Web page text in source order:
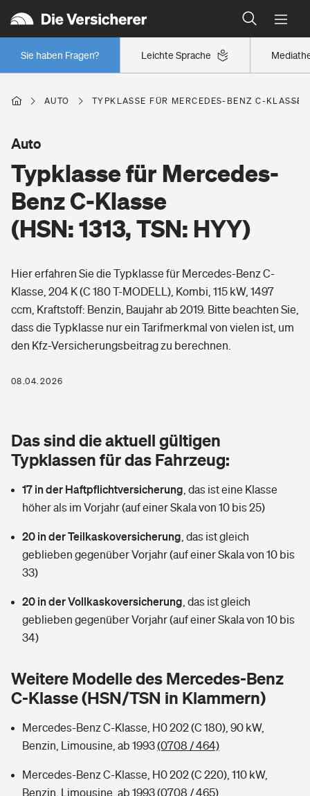
Leichte Sprache
Sie haben Fragen?
Wer versichert was: Jetzt Versicherer finden
Regionalklassen: So ist Ihre Region eingestuft
Wer versichert was: Jetzt Versicherer finden
Berufsunfähigkeitsversicherung
Arbeitsrechtsschutz
Berufshaftpflichtversicherung
Rentenrechner: Wie viel Geld bekomme ich im Alter?
Wer versichert was: Jetzt Versicherer finden
Wohnen
Wohngebäudeversicherung
Hausratversicherung
Elementarversicherung
Photovoltaik
Wärmepumpen versichern
Vermieterrrechtsschutz
Mietkautionsversicherung
Zur Übersicht
Tools
Wer versichert was: Jetzt Versicherer finden
Sie haben Fragen?
Pri­vate Haft­pflicht­
Rechts­schutz­ver­si­che­rung
Kinderunfall­ver­si­che­rung
Reiseversicherung
Handyversicherung
Musikinstrumentenversicherung
Zur Übersicht
Tools
Gesundheit
Private Krankenversicherung
Tierkrankenversicherung
Zur Übersicht
Tools
Sie haben Fragen?
AUTO TYPKLASSE FÜR MERCEDES-BENZ C-
Typklasse für Mercedes-
Benz C-Klasse
(HSN: 1313, TSN: HYY)
Auto
Hier erfahren Sie die Typklasse für Mercedes-Benz C-
Klasse, 204 K (C 180 T-MODELL), Kombi, 115 kW, 1497
ccm, Kraftstoff: Benzin, Baujahr ab 2019. Bitte beachten Sie,
dass die Typklasse nur ein Tarifmerkmal von vielen ist, um
den Kfz-Versicherungsbeitrag zu berechnen.
08.04.2026
Das sind die aktuell gültigen
Typklassen für das Fahrzeug:
17 in der Haftpflichtversicherung das ist eine Klasse
höher als im Vorjahr (auf einer Skala von 10 bis 25)
20 in der Teilkaskoversicherung das ist gleich
geblieben gegenüber Vorjahr (auf einer Skala von 10 bis
33)
20 in der Vollkaskoversicherung das ist gleich
geblieben gegenüber Vorjahr (auf einer Skala von 10 bis
34)
Weitere Modelle des Mercedes-Benz
C-Klasse (HSN/TSN in Klammern)
Mercedes-Benz C-Klasse, H0 202 (C 180), 90 kW,
Benzin, Limousine, ab 1993(0708 / 464)
Mercedes-Benz C-Klasse, H0 202 (C 220), 110 kW,
Benzin, Limousine, ab 1993(0708 / 465)